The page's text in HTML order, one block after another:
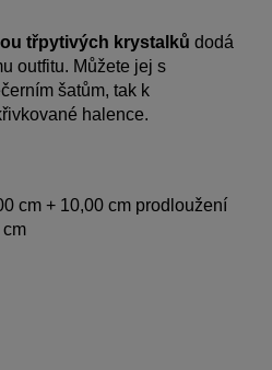
třpytivých krystalků dodá
outfitu. Můžete jej s
šatům, tak k
halence.
cm + 10,00 cm prodloužení